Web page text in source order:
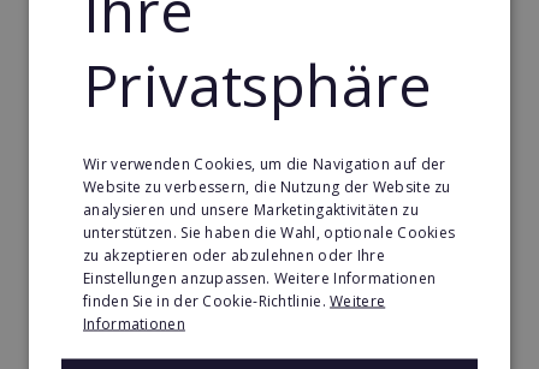
Gastronomie & Bringdienst Franchise in Iceland
Sport Franchise in Iceland
Kaffee & Café Franchise in Iceland
Tier- & Zoobedarf Franchise in Iceland
Immobilien Franchise in Iceland
Kinder & Erziehung Franchise in Iceland
Kosmetik Franchise in Iceland
Lebensmittel Franchise in Iceland
Privatsphäre
Wir verwenden Cookies, um die Navigation auf der
Website zu verbessern, die Nutzung der Website zu
analysieren und unsere Marketingaktivitäten zu
unterstützen. Sie haben die Wahl, optionale Cookies
zu akzeptieren oder abzulehnen oder Ihre
Einstellungen anzupassen. Weitere Informationen
finden Sie in der Cookie-Richtlinie.Weitere
Informationen